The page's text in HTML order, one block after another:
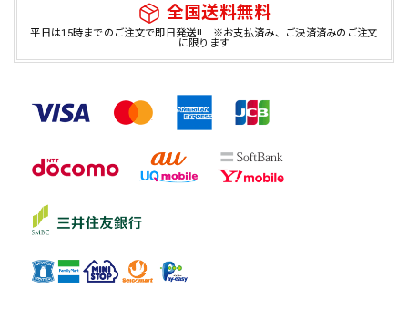
全国送料無料
平日は15時までのご注文で即日発送!! ※お支払済み、ご決済済みのご注文
に限ります